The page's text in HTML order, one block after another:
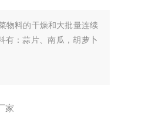
物料的干燥和大批量连续
有：蒜片、南瓜，胡萝卜
家